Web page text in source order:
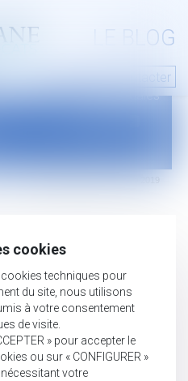
LE BLOG
Nous contacter
Mentions légales
cookies
techniques pour
du site, nous utilisons
à votre consentement
de visite.
» pour accepter le
ou sur « CONFIGURER »
votre